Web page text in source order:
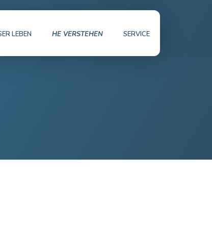
LEBEN HE VERSTEHEN SERVICE